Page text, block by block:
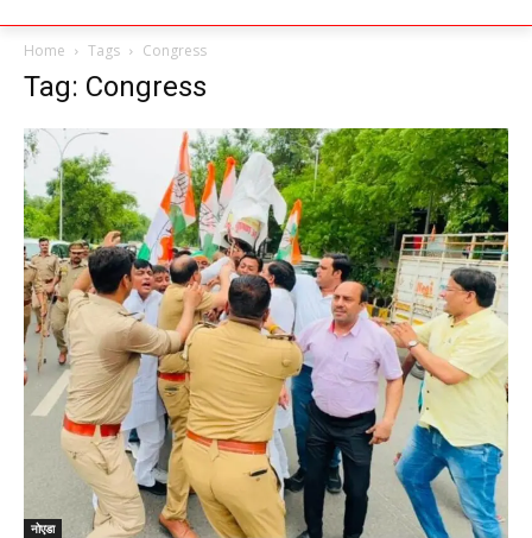
Home Tags Congress
Tag: Congress
नोएडा